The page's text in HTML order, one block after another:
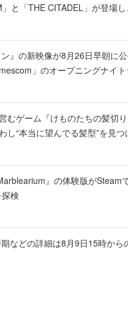
と「THE CITADEL」が登場
』の新映像が8月26日早朝に公
」のオープニングナイ
むゲーム『けものたちの髪切
“本当に望んでる髪型”を見つ
』の体験版がSteam
検
などの詳細は8月9日15時から